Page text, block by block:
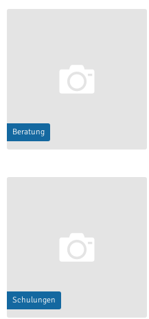
Beratung
Schulungen